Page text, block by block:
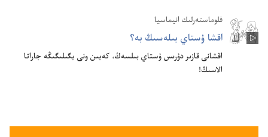
فلوماستە‌رلىك انيماسيا
اقشا ۇ‌ستاي بىلە‌سىڭ بە؟‏
اقشانى قازىر دۇ‌رىس ۇ‌ستاي بىلسە‌ڭ،‏ كە‌يىن ونى يگىلىگىڭە جاراتا
الاسىڭ!‏